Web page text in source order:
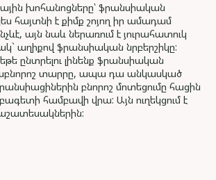
խոհանոցները՝ ֆրանսիական
հայտնի է քիմք շոյող իր ամադամ
այն նաև ներառում է յուրահատուկ
աղիքով ֆրանսիական նրբերշիկը:
ընտրելու լինենք ֆրանսիական
տարրը, ապա դա անկասկած
բնորոշ մոտեցումը հացին
համբավի վրա: Այն ուղեկցում է